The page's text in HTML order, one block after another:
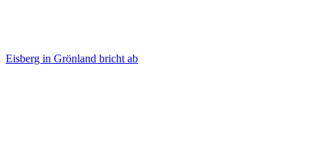
Eisberg in Grönland bricht ab